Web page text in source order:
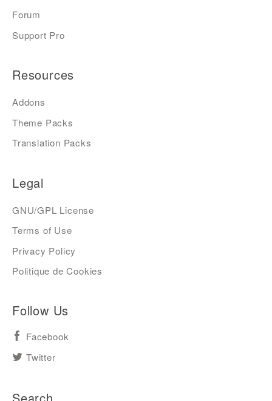
Forum
Support Pro
Resources
Addons
Theme Packs
Translation Packs
Legal
GNU/GPL License
Terms of Use
Privacy Policy
Politique de Cookies
Follow Us
Facebook
Twitter